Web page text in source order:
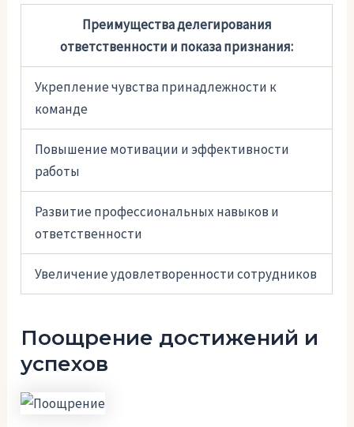
Преимущества делегирования
ответственности и показа признания:
Укрепление чувства принадлежности к
команде
Повышение мотивации и эффективности
работы
Развитие профессиональных навыков и
ответственности
Увеличение удовлетворенности сотрудников
Поощрение достижений и
успехов